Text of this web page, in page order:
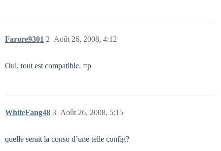
Farore9301 Août 26, 2008, 4:12
2
Oui, tout est compatible. =p
WhiteFang48 Août 26, 2008, 5:15
3
quelle serait la conso d’une telle config?